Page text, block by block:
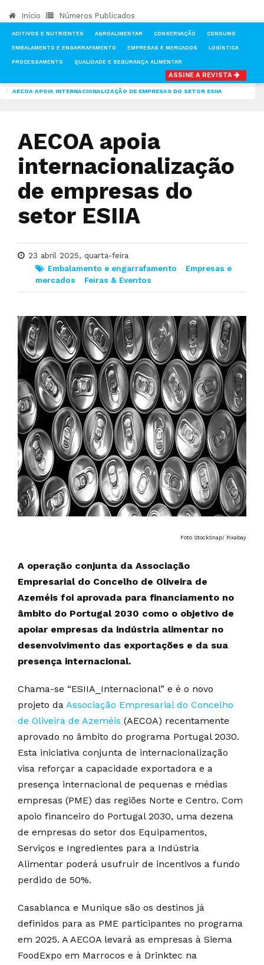
Início Números Publicados
ADITIVOS E NUTRIENTES AGROALIMENTAR CONSERVAÇÃO CONSUMO
EMBALAMENTO E ENGARRAFAMENTO EMPRESAS E MERCADOS LOGÍSTICA
PROCESSAMENTO QUALIDADE E SEGURANÇA ALIMENTAR
ASSINE A REVISTA
EMBALAMENTO E ENGARRAFAMENTO
AECOA APOIA INTERNACIONALIZAÇÃO DE EMPRESAS DO SETOR ESIIA
AECOA apoia
internacionalização
de empresas do
setor ESIIA
23 abril 2025, quarta-feira
Embalamento e engarrafamento
Empresas e
mercados
Feiras & Eventos
Foto StockSnap/ Pixabay
A operação conjunta da Associação
Empresarial do Concelho de Oliveira de
Azeméis foi aprovada para financiamento no
âmbito do Portugal 2030 como o objetivo de
apoiar empresas da indústria alimentar no
desenvolvimento das exportações e da sua
presença internacional.
Chama-se “ESIIA_Internacional” e é o novo
projeto da Associação Empresarial do Concelho
de Oliveira de Azeméis (AECOA) recentamente
aprovado no âmbito do programa Portugal 2030.
Esta iniciativa conjunta de internacionalização
visa reforçar a capacidade exportadora e a
presença internacional de pequenas e médias
empresas (PME) das regiões Norte e Centro. Com
apoio financeiro do Portugal 2030, uma dezena
de empresas do setor dos Equipamentos,
Serviços e Ingredientes para a Indústria
Alimentar poderá usufruir de incentivos a fundo
perdido de 50%.
Casablanca e Munique são os destinos já
definidos para as PME participantes no programa
em 2025. A AECOA levará as empresas à Siema
FoodExpo em Marrocos e à Drinktec na